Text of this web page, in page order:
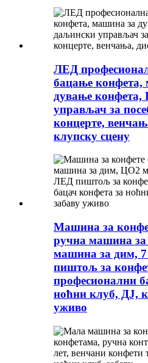
ЛЕД
бацање конфета,
дување
управљач за
концерте,
клупску сцену
Машина за
ручна машина
машина за дим,
пиштољ за
професионални
ноћни клуб, ДЈ,
уживо